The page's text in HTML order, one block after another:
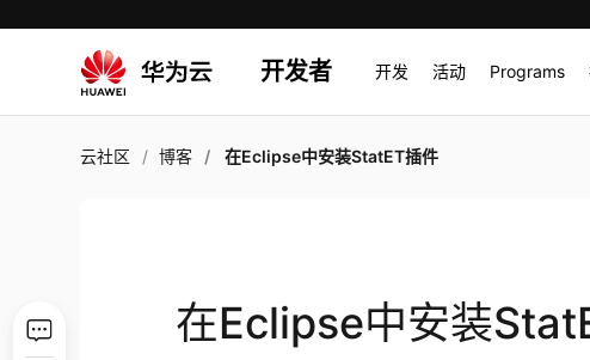
开发者 开发 活动 Programs
云社区 博客 在Eclipse中安装StatET插件
在Eclipse中安装